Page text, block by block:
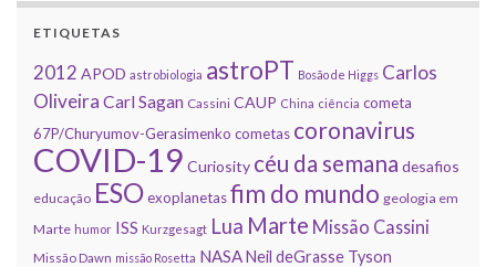
ETIQUETAS
2012 APOD astrobiologia astroPT Bosão de Higgs Carlos
Oliveira Carl Sagan Cassini CAUP China ciência cometa
67P/Churyumov-Gerasimenko cometas coronavirus
COVID-19 Curiosity céu da semana desafios
educação ESOexoplanetasfim do mundo geologia em
Marte humor ISS Kurzgesagt Lua Marte Missão Cassini
Missão Dawn missão Rosetta NASANeil deGrasse Tyson